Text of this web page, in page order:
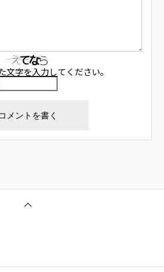
文字を入力してください。